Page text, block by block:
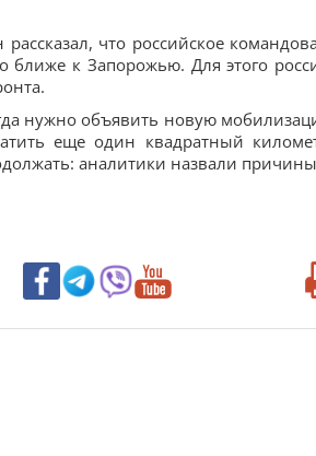
что российское
ближе к Запорожью. Для этого
нужно объявить новую
еще один квадратный
аналитики назвали причины